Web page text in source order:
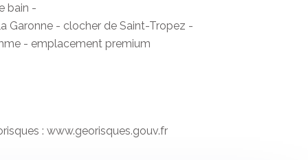
bain -
Garonne - clocher de Saint-Tropez -
- emplacement premium
: www.georisques.gouv.fr